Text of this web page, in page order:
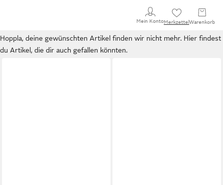
Mein KontoMerkzettel Warenkorb
Hoppla, deine gewünschten Artikel finden wir nicht mehr. Hier findest
du Artikel, die dir auch gefallen könnten.